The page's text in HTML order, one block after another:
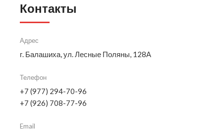
Контакты
Адрес
г. Балашиха, ул. Лесные Поляны, 128А
Телефон
+7 (977) 294-70-96
+7 (926) 708-77-96
Email